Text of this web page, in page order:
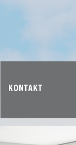
KONTAKT